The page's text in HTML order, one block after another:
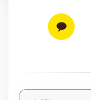
로그인 정보 입력